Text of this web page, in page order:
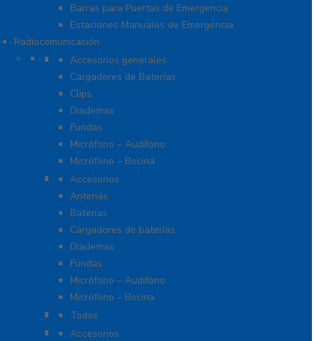
Barras para Puertas de Emergencia
Estaciones Manuales de Emergencia
Radiocomunicación
Accesorios para Hytera (HYT)
Accesorios generales
Cargadores de Baterías
Clips
Diademas
Fundas
Micrófono – Audífono
Micrófono – Bocina
Accesorios para ICOM
Accesorios
Antenas
Baterías
Cargadores de baterías
Diademas
Fundas
Micrófono – Audifono
Micrófono – Bocina
Radios Amateur
Todos
Accesorios para Otras Marcas
Accesorios